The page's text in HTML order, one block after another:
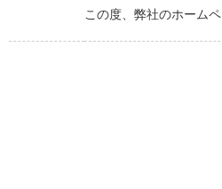
この度、弊社のホーム